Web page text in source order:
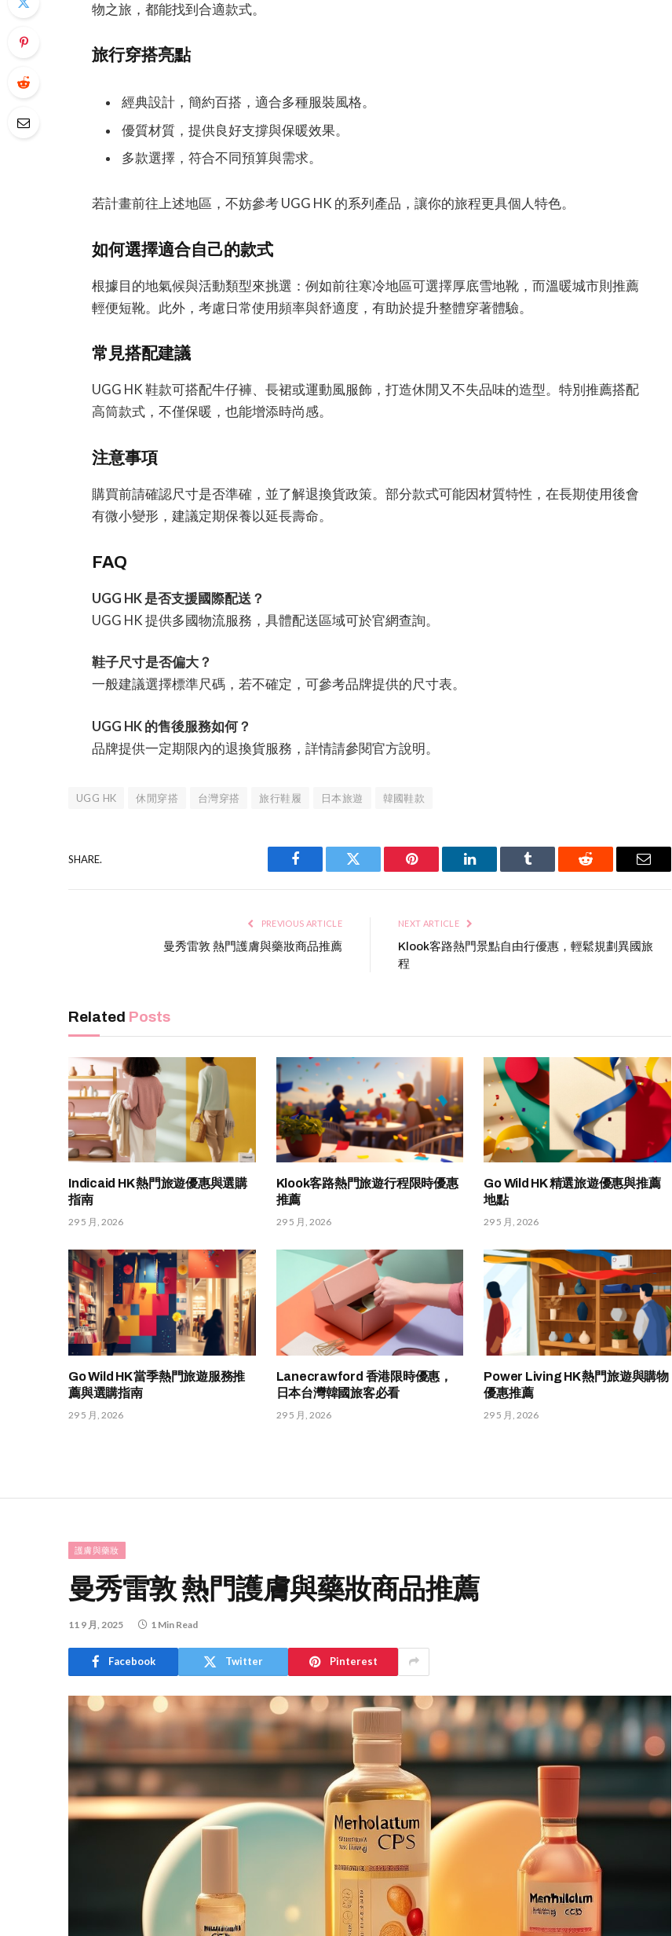
物之旅，都能找到合適款式。
旅行穿搭亮點
經典設計，簡約百搭，適合多種服裝風格。
優質材質，提供良好支撐與保暖效果。
多款選擇，符合不同預算與需求。
若計畫前往上述地區，不妨參考 UGG HK 的系列產品，讓你的旅程更具個人特色。
如何選擇適合自己的款式
根據目的地氣候與活動類型來挑選：例如前往寒冷地區可選擇厚底雪地靴，而溫暖城市則推薦
輕便短靴。此外，考慮日常使用頻率與舒適度，有助於提升整體穿著體驗。
常見搭配建議
UGG HK 鞋款可搭配牛仔褲、長裙或運動風服飾，打造休閒又不失品味的造型。特別推薦搭配
高筒款式，不僅保暖，也能增添時尚感。
注意事項
購買前請確認尺寸是否準確，並了解退換貨政策。部分款式可能因材質特性，在長期使用後會
有微小變形，建議定期保養以延長壽命。
FAQ
UGG HK 是否支援國際配送？
UGG HK 提供多國物流服務，具體配送區域可於官網查詢。
鞋子尺寸是否偏大？
一般建議選擇標準尺碼，若不確定，可參考品牌提供的尺寸表。
UGG HK 的售後服務如何？
品牌提供一定期限內的退換貨服務，詳情請參閱官方說明。
UGG HK 休閒穿搭 台灣穿搭 旅行鞋履 日本旅遊 韓國鞋款
SHARE.
Facebook Twitter Pinterest LinkedIn Tumblr Reddit Email
PREVIOUS ARTICLE
曼秀雷敦 熱門護膚與藥妝商品推薦
NEXT ARTICLE
Klook客路熱門景點自由行優惠，輕鬆規劃異國旅
程
Related Posts
Indicaid HK 熱門旅遊優惠與選購
指南
29 5 月, 2026
Klook客路熱門旅遊行程限時優惠
推薦
29 5 月, 2026
Go Wild HK 精選旅遊優惠與推薦
地點
29 5 月, 2026
Go Wild HK 當季熱門旅遊服務推
薦與選購指南
29 5 月, 2026
Lanecrawford 香港限時優惠，
日本台灣韓國旅客必看
29 5 月, 2026
Power Living HK 熱門旅遊與購物
優惠推薦
29 5 月, 2026
護膚與藥妝
曼秀雷敦 熱門護膚與藥妝商品推薦
11 9 月, 2025 1 Min Read
Facebook Twitter Pinterest